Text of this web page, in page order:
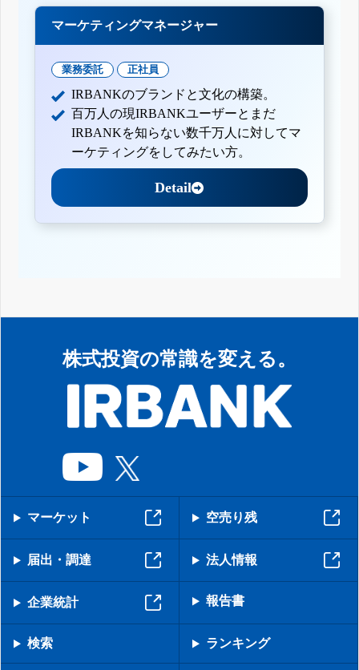
マーケティングマネージャー
業務委託 正社員
IRBANKのブランドと文化の構築。
百万人の現IRBANKユーザーとまだ
IRBANKを知らない数千万人に対してマ
ーケティングをしてみたい方。
Detail
株式投資の常識を変える。
マーケット 空売り残
届出・調達 法人情報
企業統計 報告書
検索 ランキング